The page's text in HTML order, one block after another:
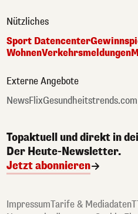
Nützliches
Sport Datencenter
WohnenVerkehrsmeldungen
Externe Angebote
NewsFlixGesundheitstrends.com
Topaktuell und direkt in
Der Heute-Newsletter.
Jetzt abonnieren
ImpressumTarife & Mediadaten